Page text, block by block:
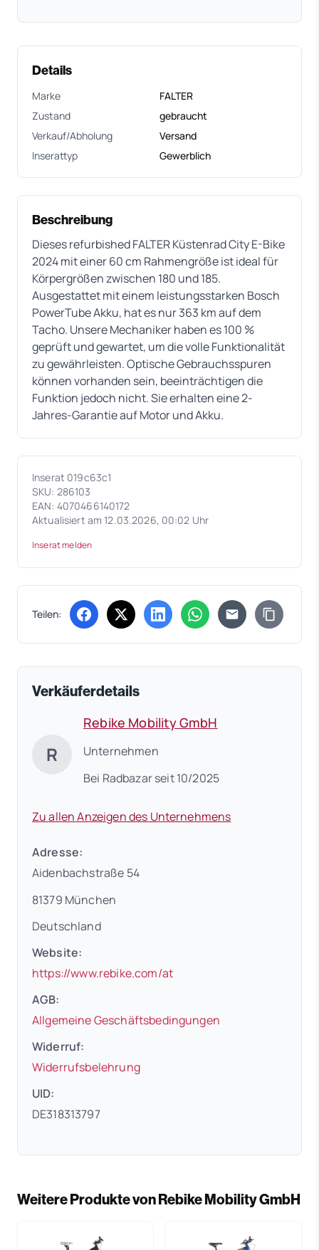
Details
Marke
FALTER
Zustand
gebraucht
Verkauf/Abholung
Versand
Inserattyp
Gewerblich
Beschreibung
Dieses refurbished FALTER Küstenrad City E-Bike
2024 mit einer 60 cm Rahmengröße ist ideal für
Körpergrößen zwischen 180 und 185.
Ausgestattet mit einem leistungsstarken Bosch
PowerTube Akku, hat es nur 363 km auf dem
Tacho. Unsere Mechaniker haben es 100 %
geprüft und gewartet, um die volle Funktionalität
zu gewährleisten. Optische Gebrauchsspuren
können vorhanden sein, beeinträchtigen die
Funktion jedoch nicht. Sie erhalten eine 2-
Jahres-Garantie auf Motor und Akku.
Inserat 019c63c1
SKU: 286103
EAN: 4070466140172
Aktualisiert am 12.03.2026, 00:02 Uhr
Inserat melden
Teilen: (öffnet in neuem Tab)
(öffnet in neuem Tab)
(öffnet in neuem Tab)
(öffnet in neuem Tab)
Verkäuferdetails
R
Rebike Mobility GmbH
Unternehmen
Bei Radbazar seit 10/2025
Zu allen Anzeigen des Unternehmens
Adresse:
Aidenbachstraße 54
81379 München
Deutschland
Website:
https://www.rebike.com/at(öffnet in neuem Tab)
AGB:
Allgemeine Geschäftsbedingungen(öffnet in neuem
Widerruf:
Widerrufsbelehrung(öffnet in neuem Tab)
UID:
DE318313797
Weitere Produkte von Rebike Mobility GmbH